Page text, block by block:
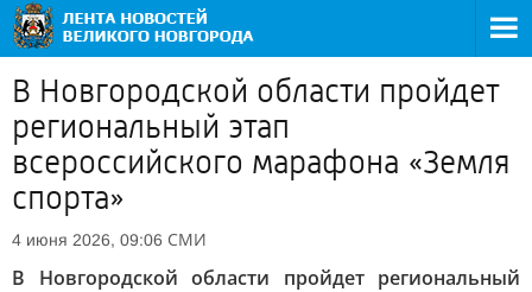
В Новгородской области пройдет
региональный этап
всероссийского марафона «Земля
спорта»
4 июня 2026, 09:06 СМИ
В Новгородской области пройдет региональный